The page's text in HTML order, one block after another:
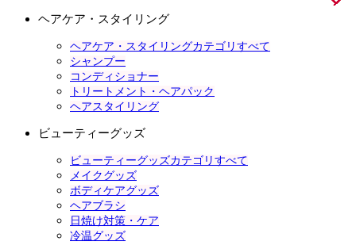
ヘアケア・スタイリング
ヘアケア・スタイリングカテゴリすべて
シャンプー
コンディショナー
トリートメント・ヘアパック
ヘアスタイリング
ビューティーグッズ
ビューティーグッズカテゴリすべて
メイクグッズ
ボディケアグッズ
ヘアブラシ
日焼け対策・ケア
冷温グッズ